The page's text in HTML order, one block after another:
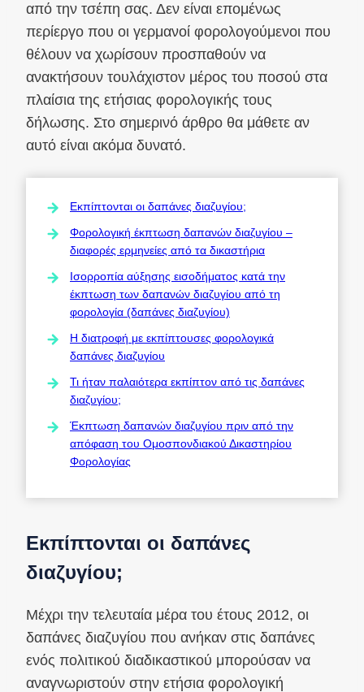
από την τσέπη σας. Δεν είναι επομένως
περίεργο που οι γερμανοί φορολογούμενοι που
θέλουν να χωρίσουν προσπαθούν να
ανακτήσουν τουλάχιστον μέρος του ποσού στα
πλαίσια της ετήσιας φορολογικής τους
δήλωσης. Στο σημερινό άρθρο θα μάθετε αν
αυτό είναι ακόμα δυνατό.
Εκπίπτονται οι δαπάνες διαζυγίου;
Φορολογική έκπτωση δαπανών διαζυγίου –
διαφορές ερμηνείες από τα δικαστήρια
Ισορροπία αύξησης εισοδήματος κατά την
έκπτωση των δαπανών διαζυγίου από τη
φορολογία (δαπάνες διαζυγίου)
Η διατροφή με εκπίπτουσες φορολογικά
δαπάνες διαζυγίου
Τι ήταν παλαιότερα εκπίπτον από τις δαπάνες
διαζυγίου;
Έκπτωση δαπανών διαζυγίου πριν από την
απόφαση του Ομοσπονδιακού Δικαστηρίου
Φορολογίας
Εκπίπτονται οι δαπάνες
διαζυγίου;
Μέχρι την τελευταία μέρα του έτους 2012, οι
δαπάνες διαζυγίου που ανήκαν στις δαπάνες
ενός πολιτικού διαδικαστικού μπορούσαν να
αναγνωριστούν στην ετήσια φορολογική